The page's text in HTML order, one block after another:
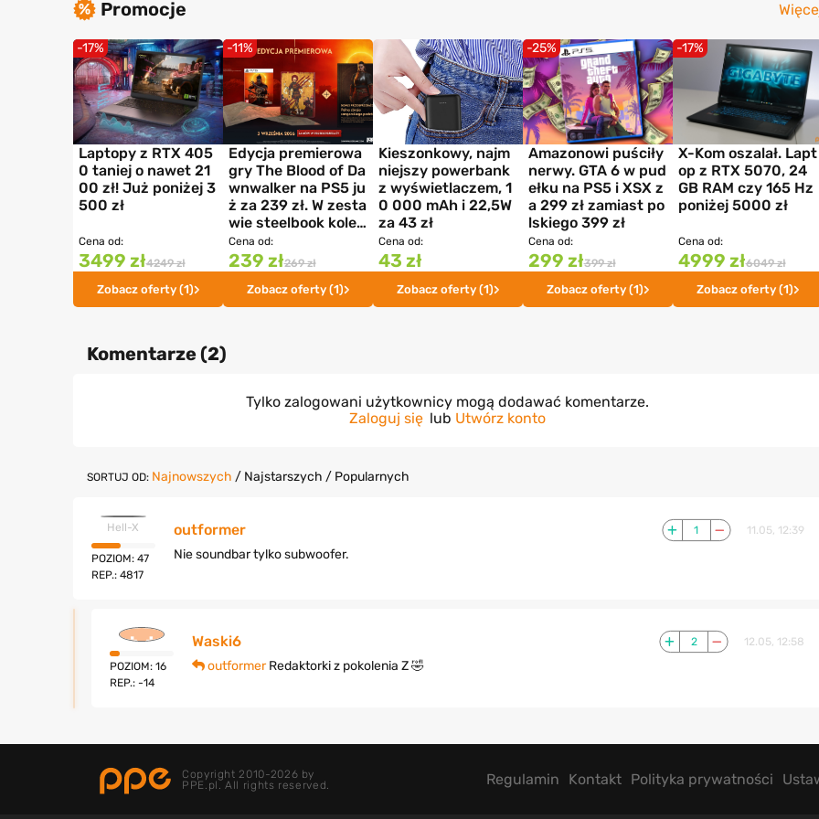
Promocje
Laptopy z RTX 405
0 taniej o nawet 21
00 zł! Już poniżej 3
500 zł
-17%
Cena od:
3499 zł4249 zł
Zobacz oferty (1)
Edycja premierowa
gry The Blood of Da
wnwalker na PS5 ju
ż za 239 zł. W zesta
wie steelbook kolek
cjonerski
-11%
Cena od:
239 zł269 zł
Zobacz oferty (1)
Kieszonkowy, najm
niejszy powerbank
z wyświetlaczem, 1
0 000 mAh i 22,5W
za 43 zł
Cena od:
43 zł
Zobacz oferty (1)
Amazonowi puściły
nerwy. GTA 6 w pud
ełku na PS5 i XSX z
a 299 zł zamiast po
lskiego 399 zł
-25%
Cena od:
299 zł399 zł
Zobacz oferty (1)
X-Kom oszalał. Lapt
op z RTX 5070, 24
GB RAM czy 165 Hz
poniżej 5000 zł
-17%
Cena od:
4999 zł6049 zł
Zobacz oferty (1)
Komentarze (2)
Tylko zalogowani użytkownicy mogą dodawać komentarze.
Zaloguj się lub Utwórz konto
SORTUJ OD: Najnowszych / Najstarszych / Popularnych
Hell-X
POZIOM: 47
REP.: 4817
outformer 1 11.05, 12:39
Nie soundbar tylko subwoofer.
POZIOM: 16
REP.: -14
Waski6 2 12.05, 12:58
outformerRedaktorki z pokolenia Z 🤣
Copyright 2010-2026 by
PPE.pl. All rights reserved.
Regulamin Kontakt Polityka prywatności